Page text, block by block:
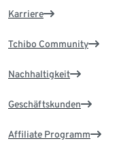
Karriere
Tchibo Community
Nachhaltigkeit
Geschäftskunden
Affiliate Programm